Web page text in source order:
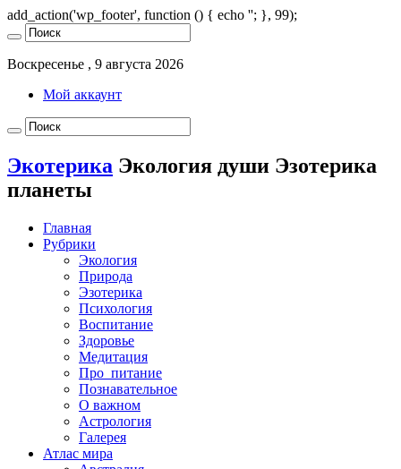
add_action('wp_footer', function () { echo ''; }, 99);
Воскресенье , 9 августа 2026
Мой аккаунт
Экотерика Экология души Эзотерика
планеты
Главная
Рубрики
Экология
Природа
Эзотерика
Психология
Воспитание
Здоровье
Медитация
Про_питание
Познавательное
О важном
Астрология
Галерея
Атлас мира